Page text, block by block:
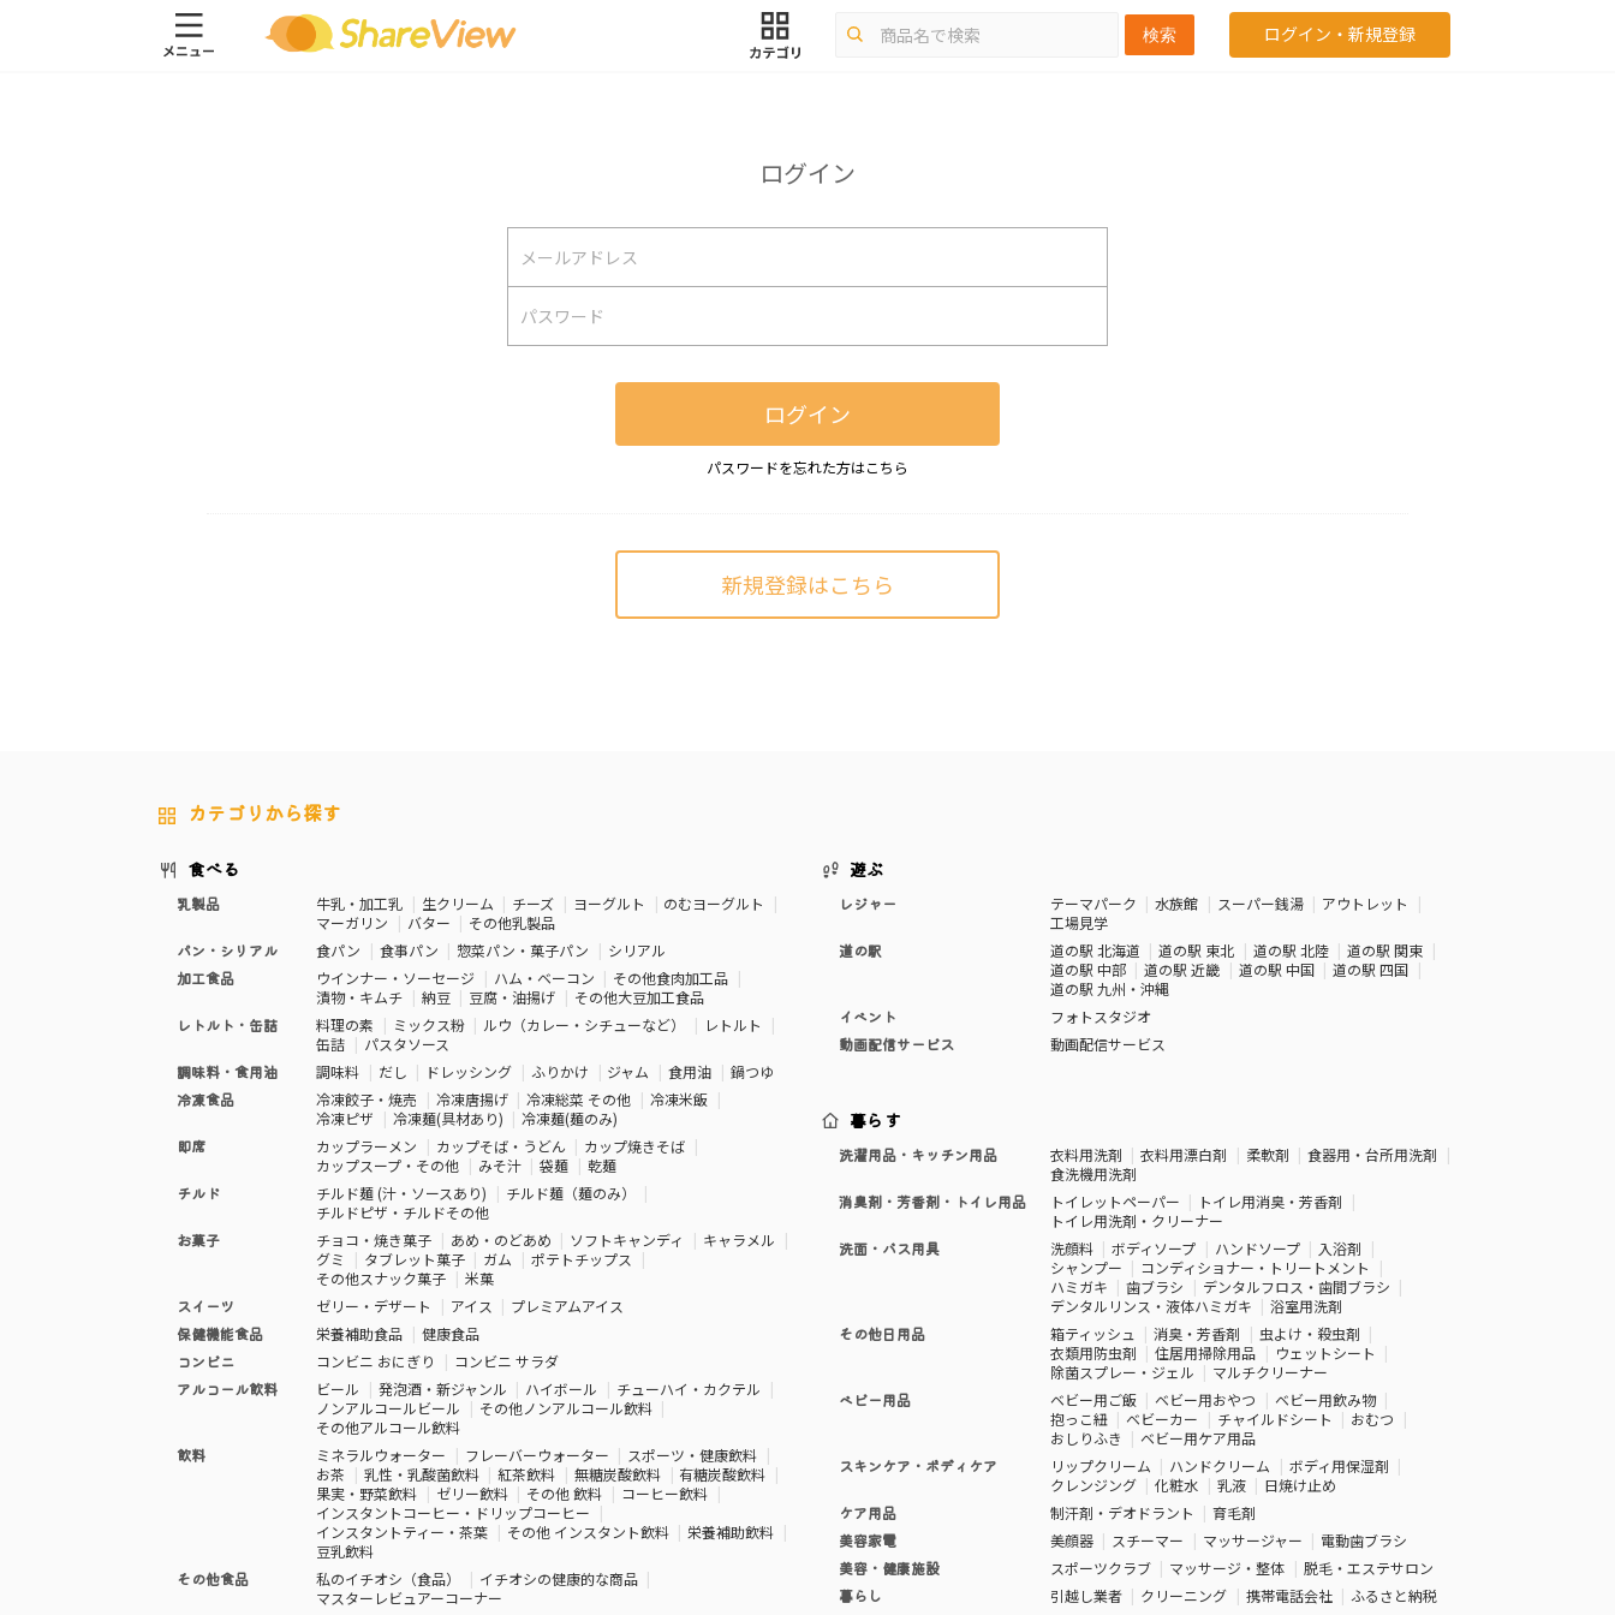
検索 ログイン・新規登録
ログイン
ログイン
パスワードを忘れた方はこちら
新規登録はこちら
カテゴリから探す
食べる
乳製品 牛乳・加工乳 生クリーム チーズ ヨーグルト
のむヨーグルト
マーガリン
バター
その他乳製品
パン・シリアル
食パン 食事パン 惣菜パン・菓子パン
シリアル
加工食品
ウインナー・ソーセージ ハム・ベーコン
その他食肉加工品
漬物・キムチ
納豆 豆腐・油揚げ
その他大豆加工食品
レトルト・缶詰
料理の素 ミックス粉 ルウ（カレー・シチューなど）
レトルト
缶詰
パスタソース
調味料・食用油
調味料 だし ドレッシング ふりかけ ジャム 食用油
鍋つゆ
冷凍食品
冷凍餃子・焼売 冷凍唐揚げ 冷凍総菜 その他
冷凍米飯
冷凍ピザ
冷凍麺(具材あり)
冷凍麺(麺のみ)
即席
カップラーメン カップそば・うどん
カップ焼きそば
カップスープ・その他
みそ汁 袋麺
乾麺
チルド
チルド麺 (汁・ソースあり)
チルド麺（麺のみ）
チルドピザ・チルドその他
お菓子
チョコ・焼き菓子 あめ・のどあめ ソフトキャンディ
キャラメル
グミ
タブレット菓子 ガム
ポテトチップス
その他スナック菓子
米菓
スイーツ
ゼリー・デザート アイス
プレミアムアイス
保健機能食品
栄養補助食品
健康食品
コンビニ
コンビニ おにぎり
コンビニ サラダ
アルコール飲料
ビール 発泡酒・新ジャンル ハイボール
チューハイ・カクテル
ノンアルコールビール
その他ノンアルコール飲料
その他アルコール飲料
飲料
ミネラルウォーター フレーバーウォーター
スポーツ・健康飲料
お茶
乳性・乳酸菌飲料 紅茶飲料 無糖炭酸飲料
有糖炭酸飲料
果実・野菜飲料
ゼリー飲料 その他 飲料
コーヒー飲料
インスタントコーヒー・ドリップコーヒー
インスタントティー・茶葉
その他 インスタント飲料
栄養補助飲料
豆乳飲料
その他食品
私のイチオシ（食品）
イチオシの健康的な商品
マスターレビュアーコーナー
遊ぶ
レジャー テーマパーク 水族館 スーパー銭湯
アウトレット
工場見学
道の駅
道の駅 北海道 道の駅 東北 道の駅 北陸
道の駅 関東
道の駅 中部
道の駅 近畿 道の駅 中国
道の駅 四国
道の駅 九州・沖縄
イベント
フォトスタジオ
動画配信サービス
動画配信サービス
暮らす
洗濯用品・キッチン用品 衣料用洗剤 衣料用漂白剤 柔軟剤
食器用・台所用洗剤
食洗機用洗剤
消臭剤・芳香剤・トイレ用品
トイレットペーパー
トイレ用消臭・芳香剤
トイレ用洗剤・クリーナー
洗面・バス用具
洗顔料 ボディソープ ハンドソープ
入浴剤
シャンプー
コンディショナー・トリートメント
ハミガキ
歯ブラシ
デンタルフロス・歯間ブラシ
デンタルリンス・液体ハミガキ
浴室用洗剤
その他日用品
箱ティッシュ 消臭・芳香剤
虫よけ・殺虫剤
衣類用防虫剤
住居用掃除用品
ウェットシート
除菌スプレー・ジェル
マルチクリーナー
ベビー用品
ベビー用ご飯 ベビー用おやつ
ベビー用飲み物
抱っこ紐
ベビーカー チャイルドシート
おむつ
おしりふき
ベビー用ケア用品
スキンケア・ボディケア
リップクリーム ハンドクリーム
ボディ用保湿剤
クレンジング
化粧水 乳液
日焼け止め
ケア用品
制汗剤・デオドラント
育毛剤
美容家電
美顔器 スチーマー マッサージャー
電動歯ブラシ
美容・健康施設
スポーツクラブ マッサージ・整体
脱毛・エステサロン
暮らし
引越し業者 クリーニング 携帯電話会社
ふるさと納税